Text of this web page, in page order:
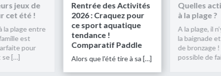
jeux de
cet été !
plage entre
est
pour
se […]
Rentrée des Activités
2026 : Craquez pour
ce sport aquatique
tendance !
Comparatif Paddle
Alors que l'été tire à sa […]
Quelles
à la plage ?
A la plage, il
la baignade
de bronzage !
possible de